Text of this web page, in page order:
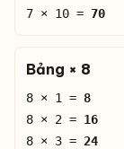
7 × 10 = 70
Bảng × 8
8 × 1 = 8
8 × 2 = 16
8 × 3 = 24